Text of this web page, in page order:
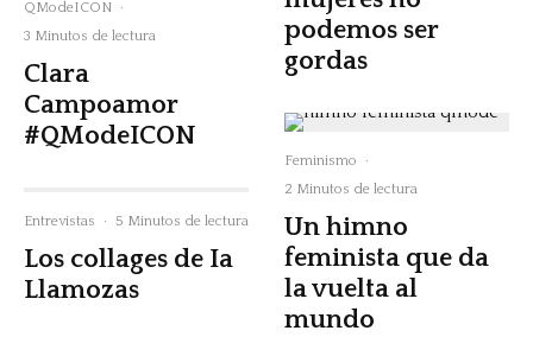
QModeICON
·
3 Minutos de lectura
Clara
Campoamor
#QModeICON
Entrevistas · 5 Minutos de lectura
Los collages de Ia
Llamozas
podemos ser
gordas
Feminismo
·
2 Minutos de lectura
Un himno
feminista que da
la vuelta al
mundo